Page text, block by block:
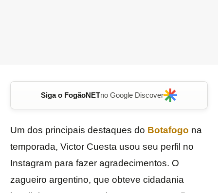
Siga o FogãoNETno Google Discover
Um dos principais destaques do Botafogo na
temporada, Victor Cuesta usou seu perfil no
Instagram para fazer agradecimentos. O
zagueiro argentino, que obteve cidadania